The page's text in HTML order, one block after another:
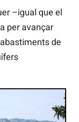
–igual que el
per avançar
de